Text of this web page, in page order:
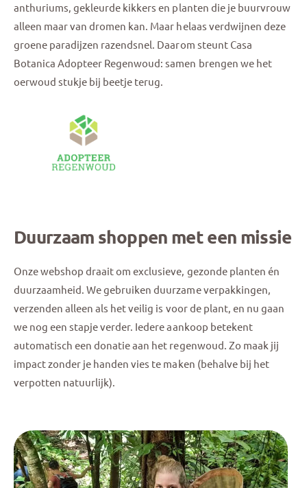
anthuriums, gekleurde kikkers en planten die je buurvrouw
alleen maar van dromen kan. Maar helaas verdwijnen deze
groene paradijzen razendsnel. Daarom steunt Casa
Botanica Adopteer Regenwoud: samen brengen we het
oerwoud stukje bij beetje terug.
Duurzaam shoppen met een missie
Onze webshop draait om exclusieve, gezonde planten én
duurzaamheid. We gebruiken duurzame verpakkingen,
verzenden alleen als het veilig is voor de plant, en nu gaan
we nog een stapje verder. Iedere aankoop betekent
automatisch een donatie aan het regenwoud. Zo maak jij
impact zonder je handen vies te maken (behalve bij het
verpotten natuurlijk).